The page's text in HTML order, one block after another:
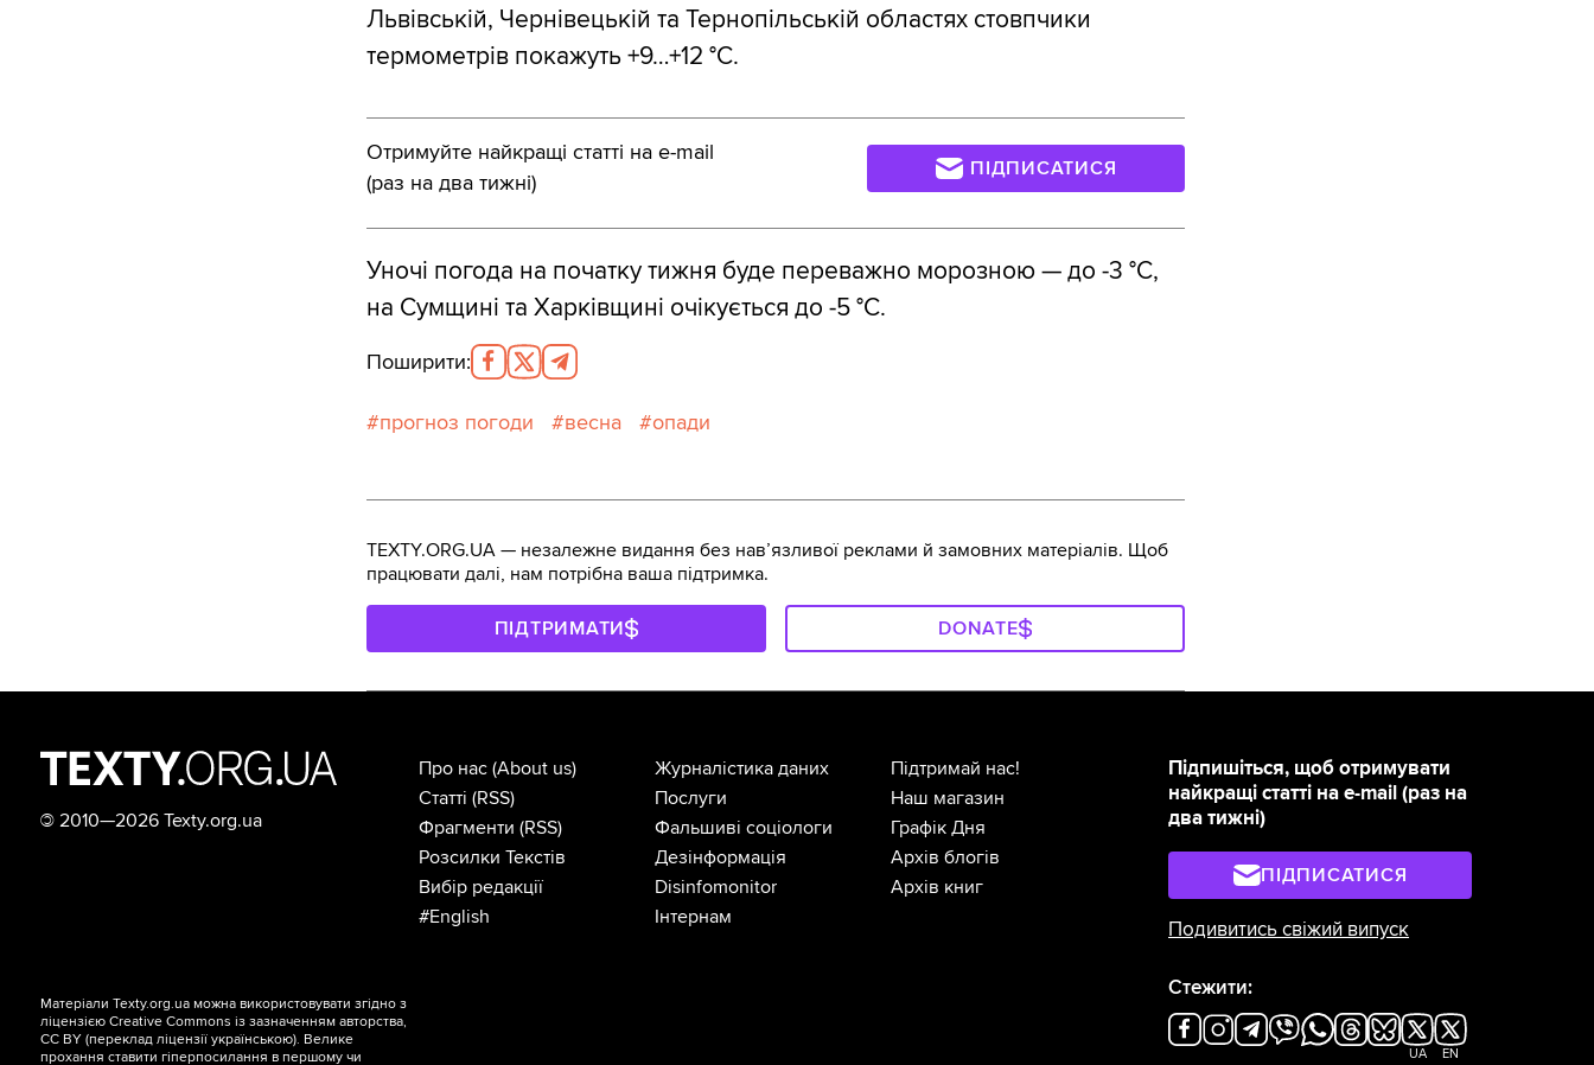
Львівській, Чернівецькій та Тернопільській областях стовпчики
термометрів покажуть +9…+12 °С.
Отримуйте найкращі статті на e-mail
(раз на два тижні)
ПІДПИСАТИСЯ
Уночі погода на початку тижня буде переважно морозною — до -3 °С,
на Сумщині та Харківщині очікується до -5 °С.
Поширити:
прогноз погоди весна опади
TEXTY.ORG.UA — незалежне видання без навʼязливої реклами й замовних матеріалів. Щоб
працювати далі, нам потрібна ваша підтримка.
ПІДТРИМАТИ DONATE
© 2010—2026 Texty.org.ua
Підпишіться, щоб отримувати
найкращі статті на e-mail (раз на
два тижні)
ПІДПИСАТИСЯ
Подивитись свіжий випуск
Стежити:
UA EN
Про нас (About us)
Статті (RSS)
Фрагменти (RSS)
Розсилки Текстів
Вибір редакції
#English
Журналістика даних
Послуги
Фальшиві соціологи
Дезінформація
Disinfomonitor
Інтернам
Підтримай нас!
Наш магазин
Графік Дня
Архів блогів
Архів книг
Матеріали Texty.org.ua можна використовувати згідно з
ліцензієюCreative Commons із зазначенням авторства,
CC BY (переклад ліцензіїукраїнською). Велике
прохання ставити гіперпосилання в першому чи